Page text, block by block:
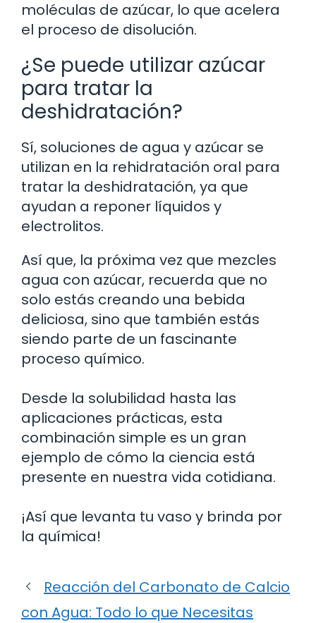
moléculas de azúcar, lo que acelera
el proceso de disolución.
¿Se puede utilizar azúcar
para tratar la
deshidratación?
Sí, soluciones de agua y azúcar se
utilizan en la rehidratación oral para
tratar la deshidratación, ya que
ayudan a reponer líquidos y
electrolitos.
Así que, la próxima vez que mezcles
agua con azúcar, recuerda que no
solo estás creando una bebida
deliciosa, sino que también estás
siendo parte de un fascinante
proceso químico.
Desde la solubilidad hasta las
aplicaciones prácticas, esta
combinación simple es un gran
ejemplo de cómo la ciencia está
presente en nuestra vida cotidiana.
¡Así que levanta tu vaso y brinda por
la química!
Reacción del Carbonato de Calcio
con Agua: Todo lo que Necesitas